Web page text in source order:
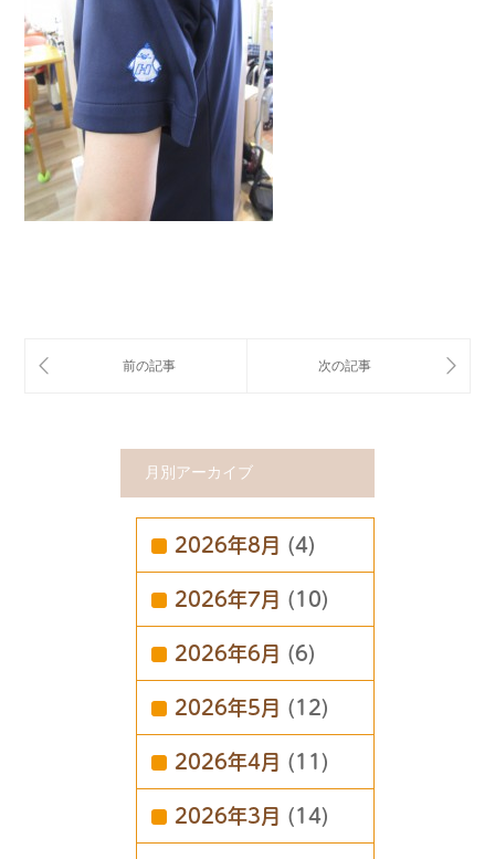
月別アーカイブ
2026年8月 (4)
2026年7月 (10)
2026年6月 (6)
2026年5月 (12)
2026年4月 (11)
2026年3月 (14)